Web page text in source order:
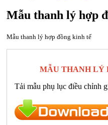
Mẫu thanh lý hợp
Mẫu thanh lý hợp đồng kinh tế
MẪU THANH LÝ
Tải mẫu phụ lục điều chỉnh